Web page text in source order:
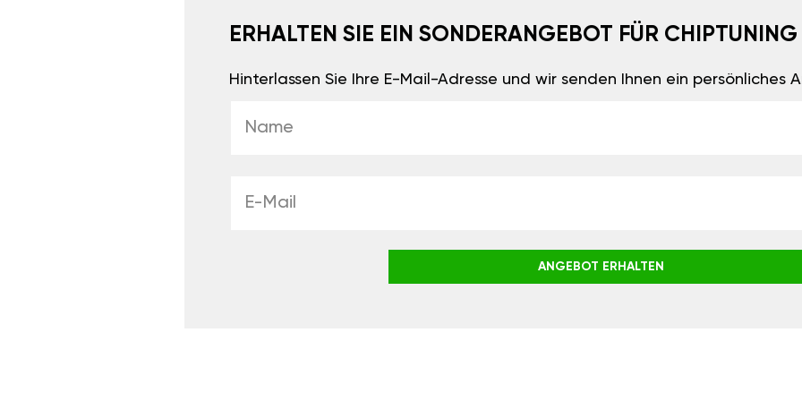
ERHALTEN SIE EIN SONDERANGEBOT FÜR CHIPTUNING
Hinterlassen Sie Ihre E-Mail-Adresse und wir senden Ihnen ein persönliches
ANGEBOT ERHALTEN